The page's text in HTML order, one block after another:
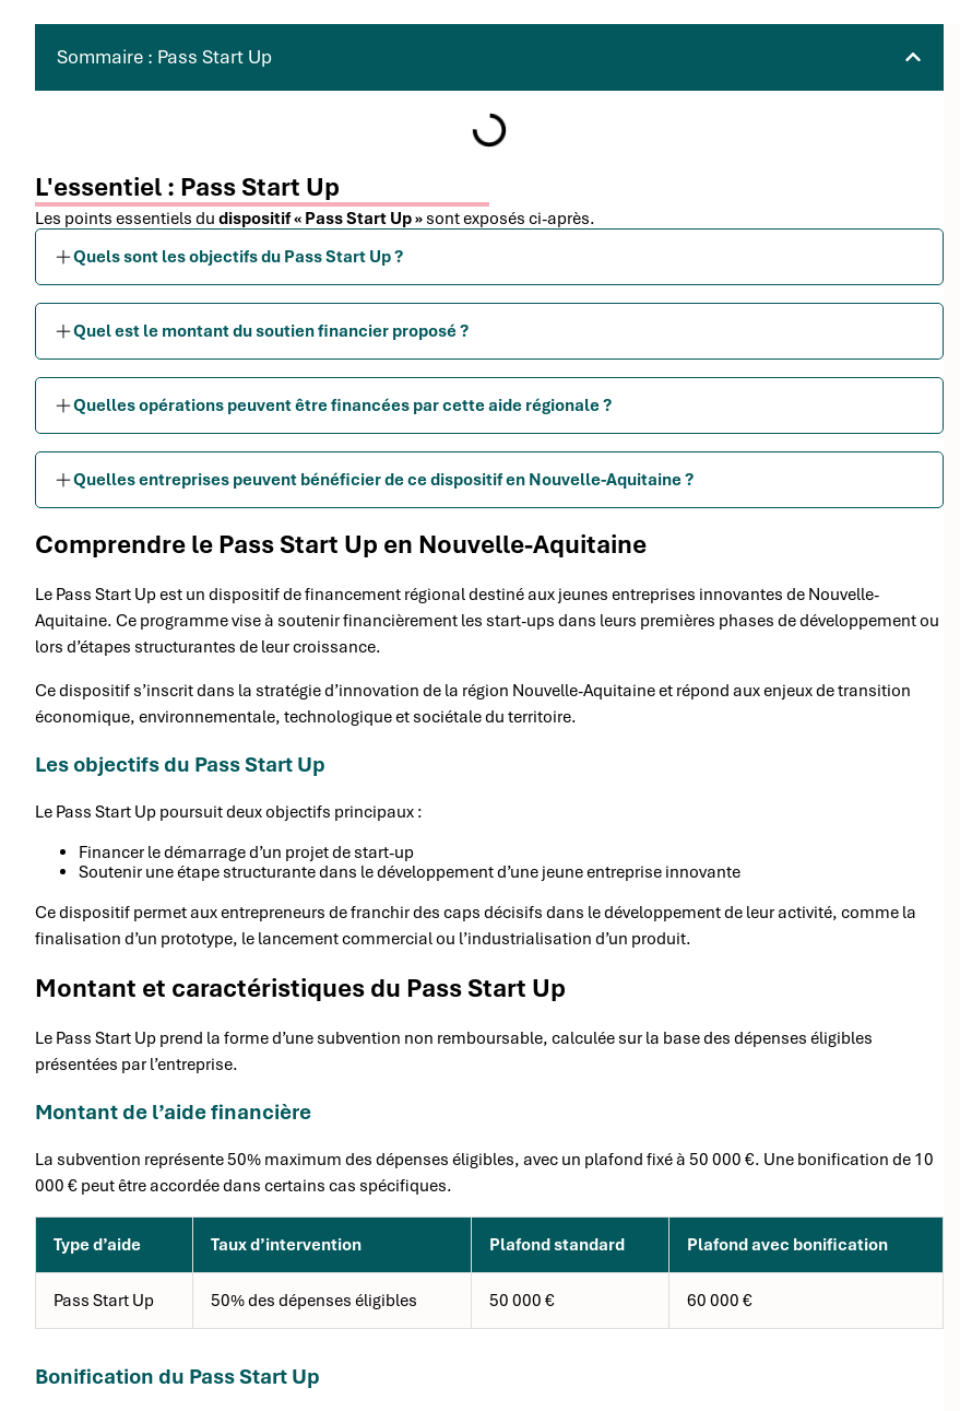
Sommaire : Pass Start Up
L'essentiel : Pass Start Up
Les points essentiels du dispositif « Pass Start Up » sont exposés ci-après.
Quels sont les objectifs du Pass Start Up ?
Quel est le montant du soutien financier proposé ?
Quelles opérations peuvent être financées par cette aide régionale ?
Quelles entreprises peuvent bénéficier de ce dispositif en Nouvelle-Aquitaine ?
Comprendre le Pass Start Up en Nouvelle-Aquitaine
Le Pass Start Up est un dispositif de financement régional destiné aux jeunes entreprises innovantes de Nouvelle-
Aquitaine. Ce programme vise à soutenir financièrement les start-ups dans leurs premières phases de développement ou
lors d’étapes structurantes de leur croissance.
Ce dispositif s’inscrit dans la stratégie d’innovation de la région Nouvelle-Aquitaine et répond aux enjeux de transition
économique, environnementale, technologique et sociétale du territoire.
Les objectifs du Pass Start Up
Le Pass Start Up poursuit deux objectifs principaux :
Financer le démarrage d’un projet de start-up
Soutenir une étape structurante dans le développement d’une jeune entreprise innovante
Ce dispositif permet aux entrepreneurs de franchir des caps décisifs dans le développement de leur activité, comme la
finalisation d’un prototype, le lancement commercial ou l’industrialisation d’un produit.
Montant et caractéristiques du Pass Start Up
Le Pass Start Up prend la forme d’une subvention non remboursable, calculée sur la base des dépenses éligibles
présentées par l’entreprise.
Montant de l’aide financière
La subvention représente 50% maximum des dépenses éligibles, avec un plafond fixé à 50 000 €. Une bonification de 10
000 € peut être accordée dans certains cas spécifiques.
Type d’aide Taux d’intervention Plafond standard Plafond avec bonification
Pass Start Up 50% des dépenses éligibles 50 000 € 60 000 €
Bonification du Pass Start Up